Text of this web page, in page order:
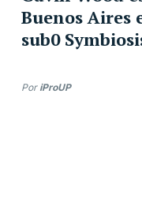
Buenos Aires
sub0
Por iProUP